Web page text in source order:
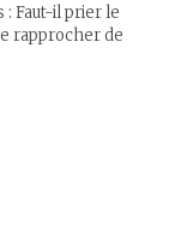
Faut-il prier le
rapprocher de